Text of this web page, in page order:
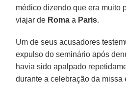
médico dizendo que era muito
viajar de Roma a Paris.
Um de seus acusadores
expulso do seminário após
havia sido apalpado
durante a celebração da missa